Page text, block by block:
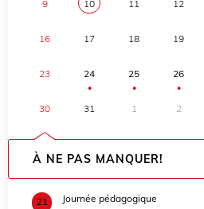
9 10 11 12
16 17 18 19
23 24
●
25
●
26
●
30 31 1 2
À NE PAS MANQUER!
21 Journée pédagogique